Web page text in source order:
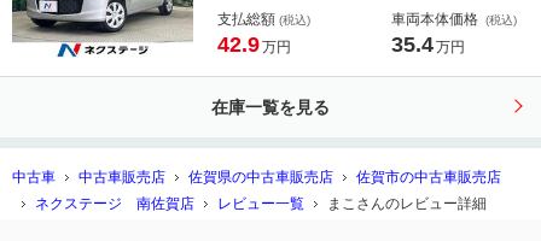
Ｄ ＤＶＤ オートエアコン リモコ
ンキー アイドリングストップ
支払総額 (税込)
42.9万円
車両本体価格 (税込)
35.4万円
在庫一覧を見る
中古車 中古車販売店 佐賀県の中古車販売店
佐賀市の中古車販売店
ネクステージ 南佐賀店
レビュー一覧 まこさんのレビュー詳細